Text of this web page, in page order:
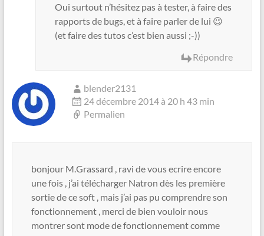
Oui surtout n’hésitez pas à tester, à faire des
rapports de bugs, et à faire parler de lui 😉
(et faire des tutos c’est bien aussi ;-))
Répondre
blender2131
24 décembre 2014 à 20 h 43 min
Permalien
bonjour M.Grassard , ravi de vous ecrire encore
une fois , j’ai télécharger Natron dès les première
sortie de ce soft , mais j’ai pas pu comprendre son
fonctionnement , merci de bien vouloir nous
montrer sont mode de fonctionnement comme